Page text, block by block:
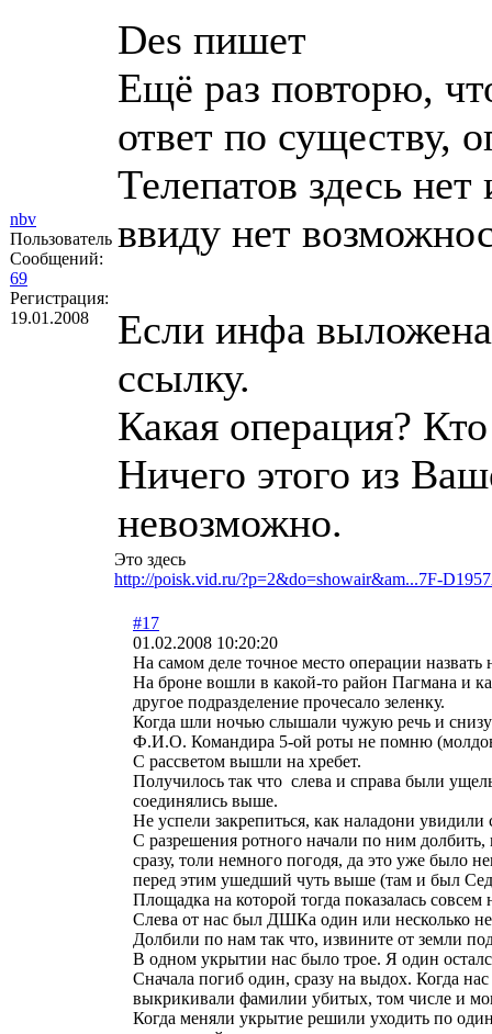
nbv
Пользователь
Сообщений:
69
Регистрация:
19.01.2008
Des пишет
Ещё раз повторю,
ответ по существу,
Телепатов здесь
ввиду нет
Если инфа выложена
ссылку.
Какая операция?
Ничего этого из
невозможно.
Это здесь
http://poisk.vid.ru/?p=2&do=showair&am...7F-
#17
01.02.2008 10:20:20
На самом деле точное место операции
На броне вошли в какой-то район Пагмана и
другое подразделение прочесало зеленку.
Когда шли ночью слышали чужую речь и снизу
Ф.И.О. Командира 5-ой роты не помню
С рассветом вышли на хребет.
Получилось так что слева и справа были
соединялись выше.
Не успели закрепиться, как наладони
С разрешения ротного начали по ним долбить,
сразу, толи немного погодя, да это уже было
перед этим ушедший чуть выше (там и был
Площадка на которой тогда показалась
Слева от нас был ДШКа один или несколько не
Долбили по нам так что, извините от земли
В одном укрытии нас было трое. Я один
Сначала погиб один, сразу на выдох. Когда
выкрикивали фамилии убитых, том числе и
Когда меняли укрытие решили уходить по